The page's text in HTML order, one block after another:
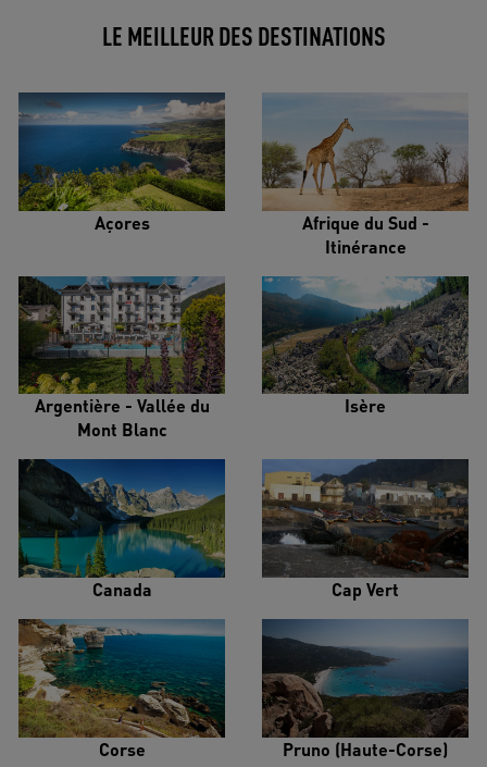
LE MEILLEUR DES DESTINATIONS
Açores
Afrique du Sud -
Itinérance
Argentière - Vallée du
Mont Blanc
Isère
Canada Cap Vert
Corse Pruno (Haute-Corse)